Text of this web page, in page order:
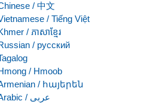
/ 中文
/ Tiếng Việt
/ ភាសាខ្មែរ
/ русский
/ Hmoob
/ հայերեն
/ عربى